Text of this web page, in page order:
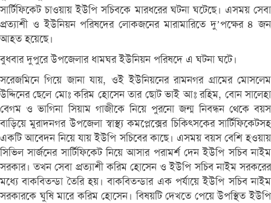
সার্টিফিকেট চাওয়ায় ইউপি সচিবকে মারধরের ঘটনা ঘটেছে। এসময় সেবা
প্রত্যাশী ও ইউনিয়ন পরিষদের লোকজনের মারামারিতে দু’পক্ষের ৪ জন
আহত হয়েছে।
বুধবার দুপুরে উপজেলার ধামঘর ইউনিয়ন পরিষদে এ ঘটনা ঘটে।
সরেজমিনে গিয়ে জানা যায়, ওই ইউনিয়নের রামনগর গ্রামের মোসলেম
উদ্দিনের ছেলে মোঃ করিম হোসেন তার ছোট ভাই আঃ রহিম, বোন সালেহা
বেগম ও ভাগিনা সিয়াম গাজীকে নিয়ে পুরনো জন্ম নিবন্ধন থেকে বয়স
বাড়িয়ে মুরাদনগর উপজেলা স্বাস্থ্য কমপ্লেক্সের চিকিৎসকের সার্টিফিকেটসহ
একটি আবেদন নিয়ে যায় ইউপি সচিবের কাছে। এসময় বয়স বেশি হওয়ায়
সিভিল সার্জনের সার্টিফিকেট নিয়ে আসার পরামর্শ দেন ইউপি সচিব নাইম
সরকার। তখন সেবা প্রত্যাশী করিম হোসেন ও ইউপি সচিব নাইম সরকরের
মধ্যে বাকবিতন্ডা তৈরি হয়। বাকবিতন্ডার এক পর্যায়ে ইউপি সচিব নাইম
সরকারকে ঘুষি মারে করিম হোসেন। বিষয়টি দেখতে পেয়ে উপস্থিত ইউপি